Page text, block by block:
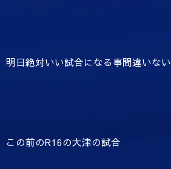
明日絶対いい試合になる事間違いない
この前のR16の大津の試合